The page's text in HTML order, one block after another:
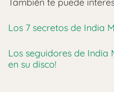
También te puede
Los 7 secretos de India
Los seguidores de India
en su disco!